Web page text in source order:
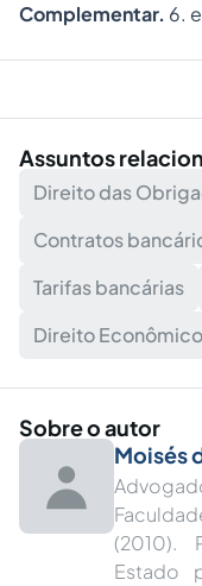
Complementar. 6.
Assuntos
Direito das
Contratos
Tarifas bancárias
Direito Econômico
Sobre o autor
Moisés
(2010).
Estado